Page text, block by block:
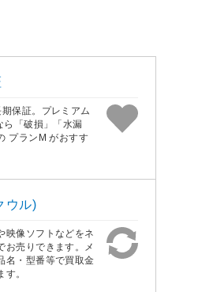
保証。プレミアム
「破損」「水漏
プランM がおすす
ウル)
映像ソフトなどをネ
お売りできます。メ
名・型番等で買取金
。